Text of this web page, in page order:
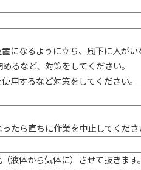
になるように立ち、風下に人がい
るなど、対策をしてください。
用するなど対策をしてください。
たら直ちに作業を中止してくださ
液体から気体に）させて抜きます。